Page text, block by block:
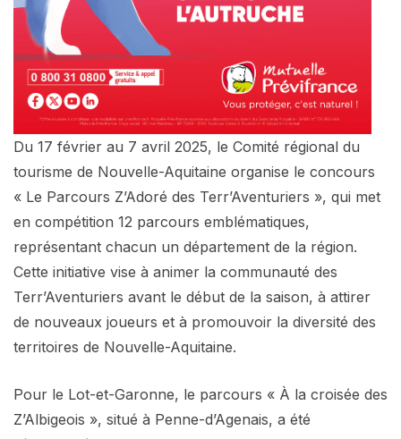
Du 17 février au 7 avril 2025, le Comité régional du
tourisme de Nouvelle-Aquitaine organise le concours
« Le Parcours Z’Adoré des Terr’Aventuriers », qui met
en compétition 12 parcours emblématiques,
représentant chacun un département de la région.
Cette initiative vise à animer la communauté des
Terr’Aventuriers avant le début de la saison, à attirer
de nouveaux joueurs et à promouvoir la diversité des
territoires de Nouvelle-Aquitaine.
Pour le Lot-et-Garonne, le parcours « À la croisée des
Z’Albigeois », situé à Penne-d’Agenais, a été